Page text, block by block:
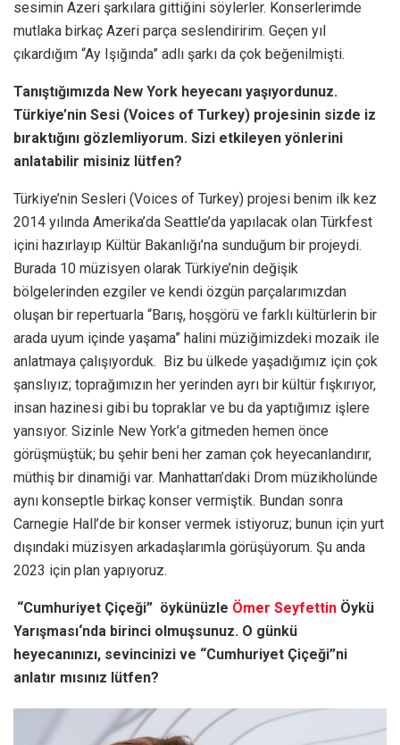
sesimin Azeri şarkılara gittiğini söylerler. Konserlerimde
mutlaka birkaç Azeri parça seslendiririm. Geçen yıl
çıkardığım “Ay Işığında” adlı şarkı da çok beğenilmişti.
Tanıştığımızda New York heyecanı yaşıyordunuz.
Türkiye’nin Sesi (Voices of Turkey) projesinin sizde iz
bıraktığını gözlemliyorum. Sizi etkileyen yönlerini
anlatabilir misiniz lütfen?
Türkiye’nin Sesleri (Voices of Turkey) projesi benim ilk kez
2014 yılında Amerika’da Seattle’da yapılacak olan Türkfest
içini hazırlayıp Kültür Bakanlığı’na sunduğum bir projeydi.
Burada 10 müzisyen olarak Türkiye’nin değişik
bölgelerinden ezgiler ve kendi özgün parçalarımızdan
oluşan bir repertuarla “Barış, hoşgörü ve farklı kültürlerin bir
arada uyum içinde yaşama” halini müziğimizdeki mozaik ile
anlatmaya çalışıyorduk. Biz bu ülkede yaşadığımız için çok
şanslıyız; toprağımızın her yerinden ayrı bir kültür fışkırıyor,
insan hazinesi gibi bu topraklar ve bu da yaptığımız işlere
yansıyor. Sizinle New York’a gitmeden hemen önce
görüşmüştük; bu şehir beni her zaman çok heyecanlandırır,
müthiş bir dinamiği var. Manhattan’daki Drom müzikholünde
aynı konseptle birkaç konser vermiştik. Bundan sonra
Carnegie Hall’de bir konser vermek istiyoruz; bunun için yurt
dışındaki müzisyen arkadaşlarımla görüşüyorum. Şu anda
2023 için plan yapıyoruz.
“Cumhuriyet Çiçeği” öykünüzle Ömer Seyfettin Öykü
Yarışması‘nda birinci olmuşsunuz. O günkü
heyecanınızı, sevincinizi ve “Cumhuriyet Çiçeği”ni
anlatır mısınız lütfen?